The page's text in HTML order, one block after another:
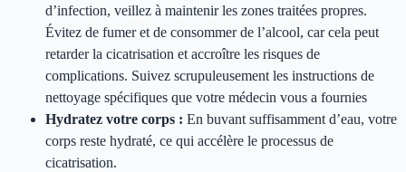
d’infection, veillez à maintenir les zones traitées propres.
Évitez de fumer et de consommer de l’alcool, car cela peut
retarder la cicatrisation et accroître les risques de
complications. Suivez scrupuleusement les instructions de
nettoyage spécifiques que votre médecin vous a fournies
Hydratez votre corps : En buvant suffisamment d’eau, votre
corps reste hydraté, ce qui accélère le processus de
cicatrisation.